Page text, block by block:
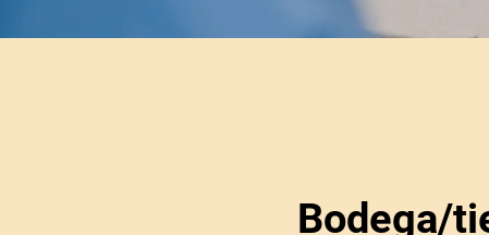
Bodega/